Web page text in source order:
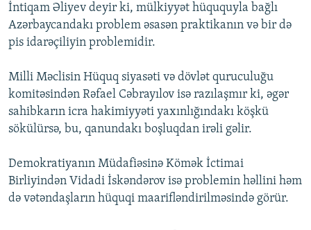
İntiqam Əliyev deyir ki, mülkiyyət hüququyla bağlı
Azərbaycandakı problem əsasən praktikanın və bir də
pis idarəçiliyin problemidir.
Milli Məclisin Hüquq siyasəti və dövlət quruculuğu
komitəsindən Rəfael Cəbrayılov isə razılaşmır ki, əgər
sahibkarın icra hakimiyyəti yaxınlığındakı köşkü
sökülürsə, bu, qanundakı boşluqdan irəli gəlir.
Demokratiyanın Müdafiəsinə Kömək İctimai
Birliyindən Vidadi İskəndərov isə problemin həllini həm
də vətəndaşların hüquqi maarifləndirilməsində görür.